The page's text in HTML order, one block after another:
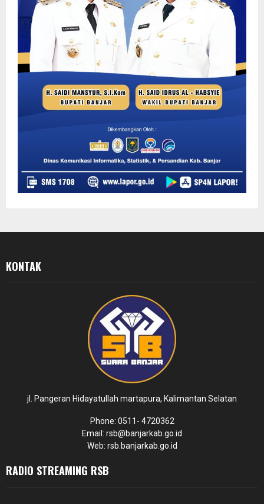
KONTAK
jl. Pangeran Hidayatullah martapura, Kalimantan Selatan
Phone: 0511- 4720362
Email: rsb@banjarkab.go.id
Web: rsb.banjarkab.go.id
RADIO STREAMING RSB